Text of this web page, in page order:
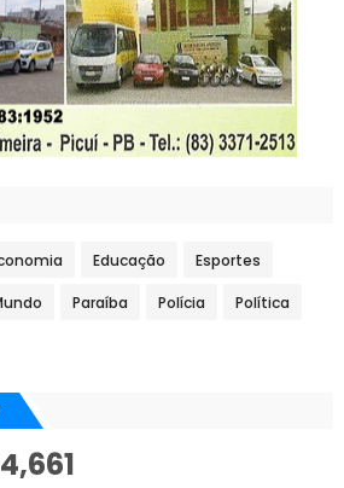
Educação Esportes
Paraíba Polícia Política